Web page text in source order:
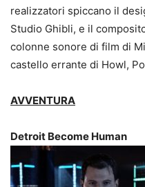
realizzatori spiccano il
Studio Ghibli, e il
colonne sonore di film di
castello errante di Howl,
AVVENTURA
Detroit Become Human